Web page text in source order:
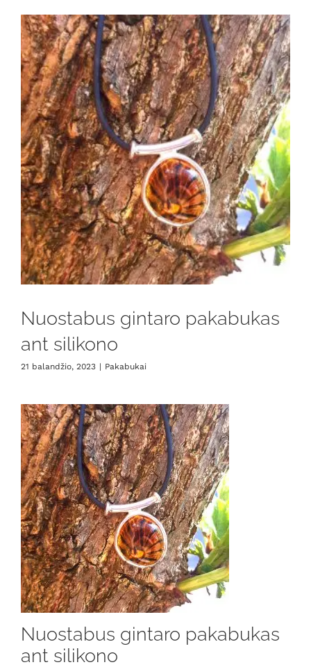
Nuostabus gintaro pakabukas
ant silikono
21 balandžio, 2023 | Pakabukai
Nuostabus gintaro pakabukas
ant silikono